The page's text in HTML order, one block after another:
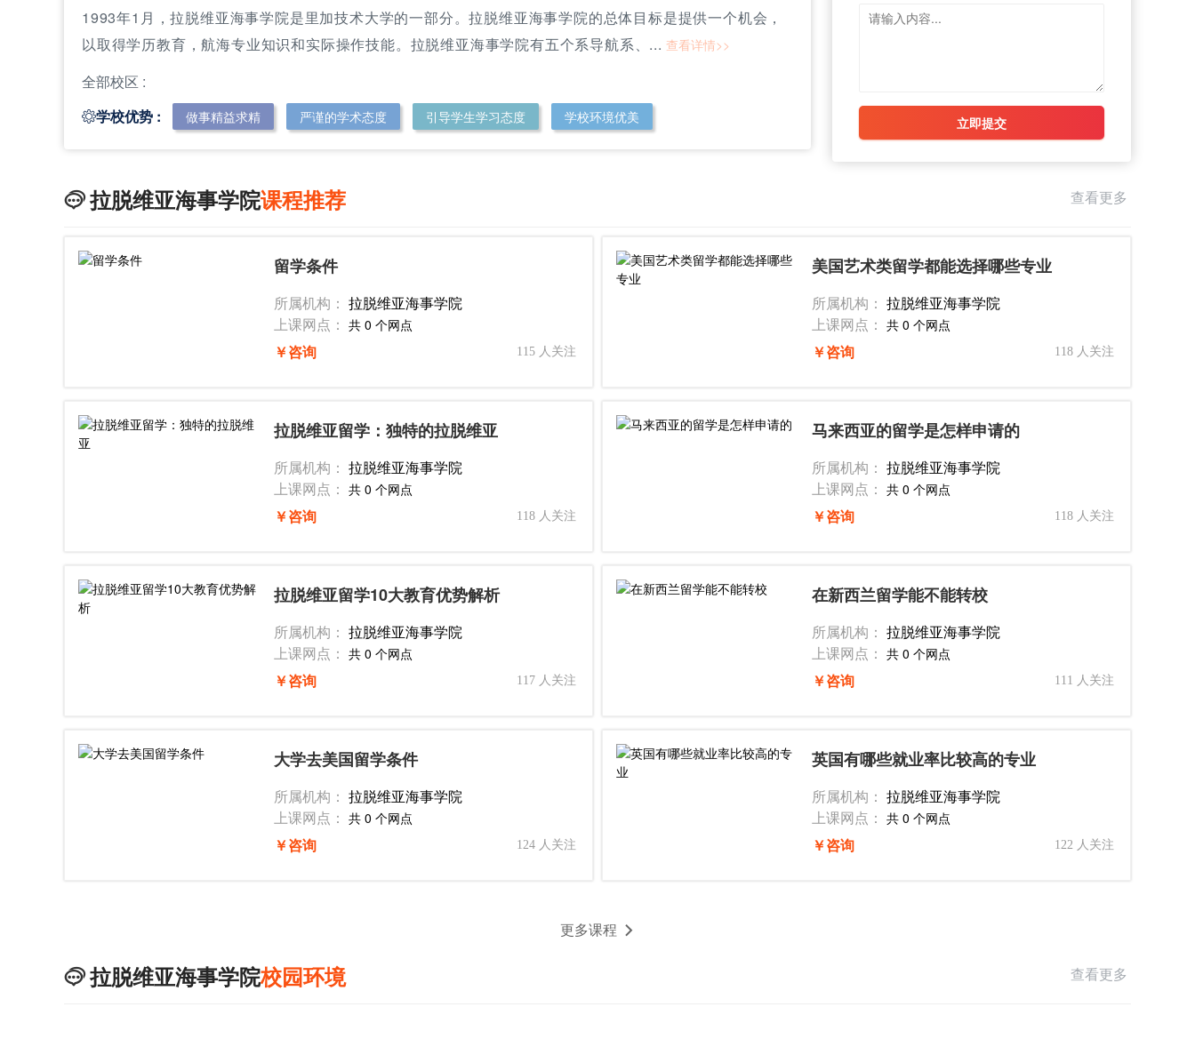
1993年1月，拉脱维亚海事学院是里加技术大学的一部分。拉脱维亚海事学院的总体目标是提供一个机会，
以取得学历教育，航海专业知识和实际操作技能。拉脱维亚海事学院有五个系导航系、... 查看详情>>
全部校区 :
学校优势 : 做事精益求精 严谨的学术态度 引导学生学习态度 学校环境优美 立即提交
 拉脱维亚海事学院课程推荐 查看更多
留学条件
所属机构： 拉脱维亚海事学院
上课网点： 共 0 个网点
￥咨询 115 人关注
美国艺术类留学都能选择哪些专业
所属机构： 拉脱维亚海事学院
上课网点： 共 0 个网点
￥咨询 118 人关注
拉脱维亚留学：独特的拉脱维亚
所属机构： 拉脱维亚海事学院
上课网点： 共 0 个网点
￥咨询 118 人关注
马来西亚的留学是怎样申请的
所属机构： 拉脱维亚海事学院
上课网点： 共 0 个网点
￥咨询 118 人关注
拉脱维亚留学10大教育优势解析
所属机构： 拉脱维亚海事学院
上课网点： 共 0 个网点
￥咨询 117 人关注
在新西兰留学能不能转校
所属机构： 拉脱维亚海事学院
上课网点： 共 0 个网点
￥咨询 111 人关注
大学去美国留学条件
所属机构： 拉脱维亚海事学院
上课网点： 共 0 个网点
￥咨询 124 人关注
英国有哪些就业率比较高的专业
所属机构： 拉脱维亚海事学院
上课网点： 共 0 个网点
￥咨询 122 人关注
更多课程
 拉脱维亚海事学院校园环境 查看更多